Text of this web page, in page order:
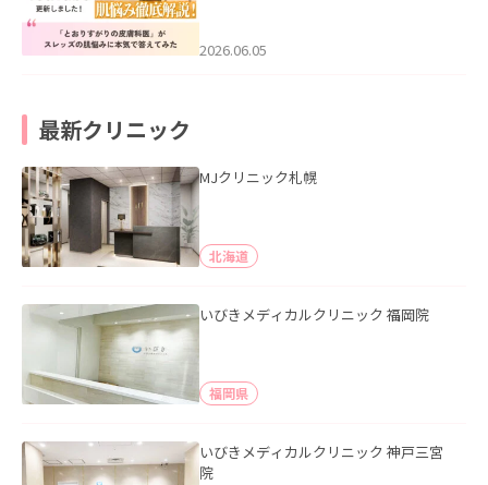
2026.06.05
最新クリニック
MJクリニック札幌
北海道
いびきメディカルクリニック 福岡院
福岡県
いびきメディカルクリニック 神戸三宮
院